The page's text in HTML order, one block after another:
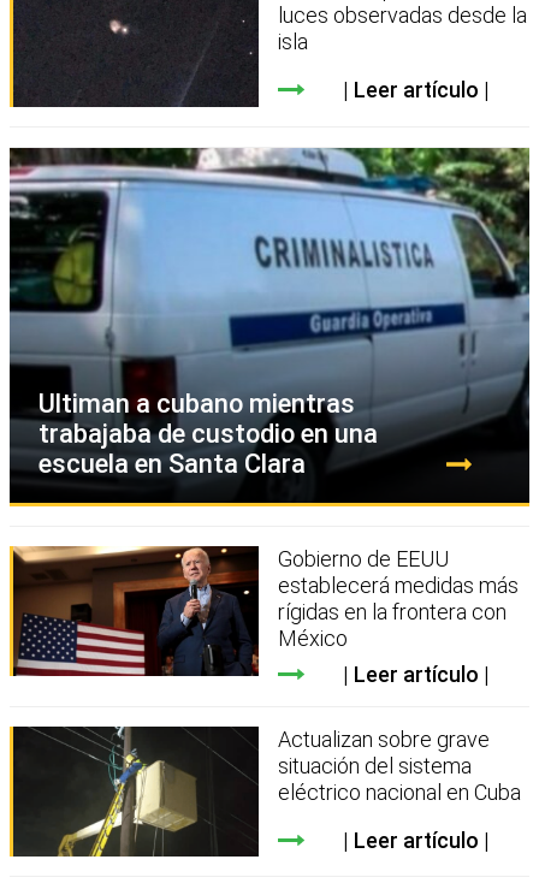
luces observadas desde la
isla
Leer artículo
Ultiman a cubano mientras
trabajaba de custodio en una
escuela en Santa Clara
Gobierno de EEUU
establecerá medidas más
rígidas en la frontera con
México
Leer artículo
Actualizan sobre grave
situación del sistema
eléctrico nacional en Cuba
Leer artículo